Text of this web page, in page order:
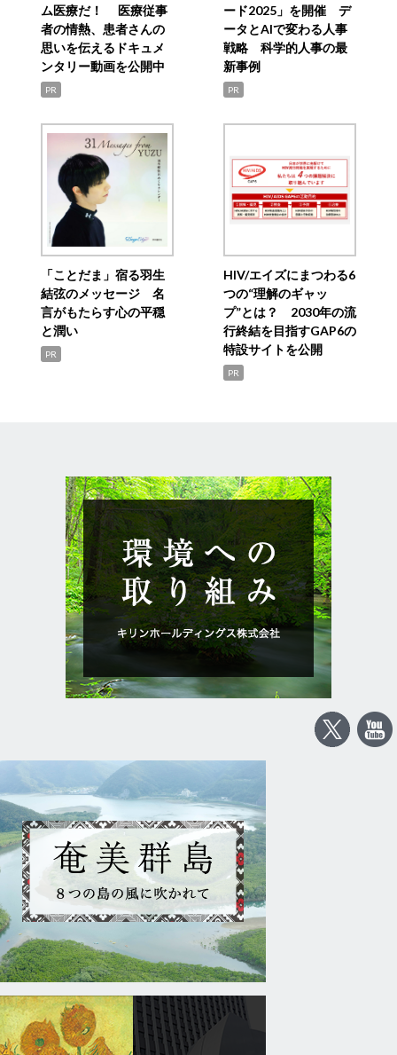
ム医療だ！ 医療従事
者の情熱、患者さんの
思いを伝えるドキュメ
ンタリー動画を公開中
PR
ード2025」を開催 デ
ータとAIで変わる人事
戦略 科学的人事の最
新事例
PR
「ことだま」宿る羽生
結弦のメッセージ 名
言がもたらす心の平穏
と潤い
PR
HIV/エイズにまつわる6
つの“理解のギャッ
プ”とは？ 2030年の流
行終結を目指すGAP6の
特設サイトを公開
PR